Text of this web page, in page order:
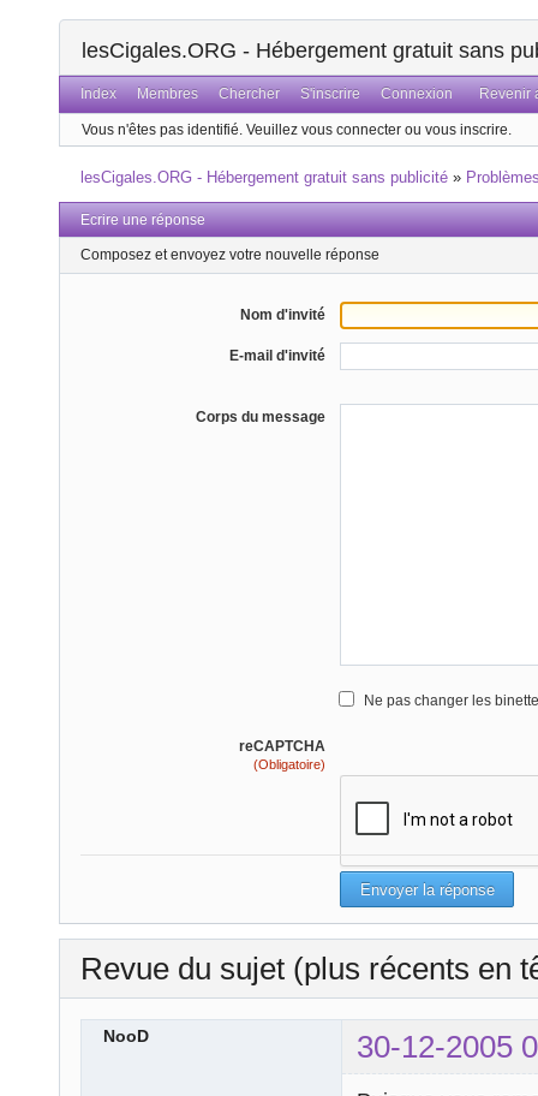
lesCigales.ORG - Hébergement gratuit sans
Index Membres Chercher S'inscrire Connexion Revenir
Vous n'êtes pas identifié. Veuillez vous connecter ou vous inscrire.
lesCigales.ORG - Hébergement gratuit sans publicité »
Ecrire une réponse
Composez et envoyez votre nouvelle réponse
Nom d'invité
E-mail d'invité
Corps du message
Ne pas changer les
reCAPTCHA
(Obligatoire)
Revue du sujet (plus récents en
NooD 30-12-2005